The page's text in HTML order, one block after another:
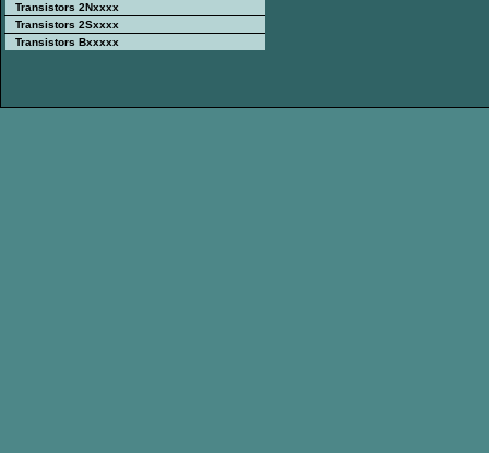
Transistors 2Nxxxx
Transistors 2Sxxxx
Transistors Bxxxxx